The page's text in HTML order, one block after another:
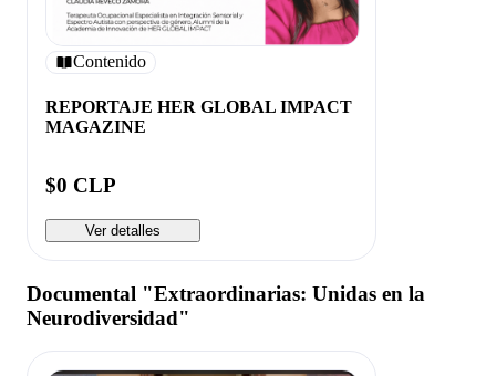
Contenido
REPORTAJE HER GLOBAL IMPACT
MAGAZINE
$0 CLP
Ver detalles
Documental "Extraordinarias: Unidas en la
Neurodiversidad"